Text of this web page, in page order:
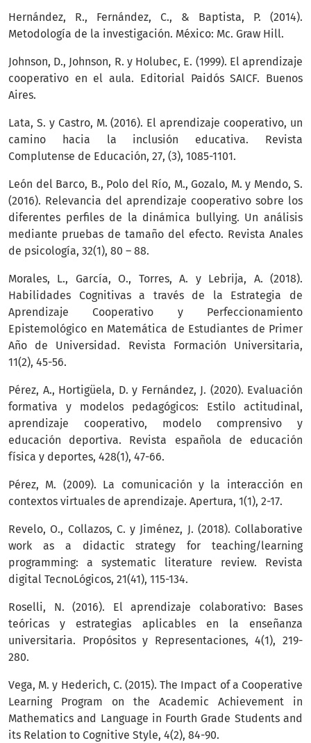
Hernández, R., Fernández, C., & Baptista, P. (2014).
Metodología de la investigación. México: Mc. Graw Hill.
Johnson, D., Johnson, R. y Holubec, E. (1999). El aprendizaje
cooperativo en el aula. Editorial Paidós SAICF. Buenos
Aires.
Lata, S. y Castro, M. (2016). El aprendizaje cooperativo, un
camino hacia la inclusión educativa. Revista
Complutense de Educación, 27, (3), 1085-1101.
León del Barco, B., Polo del Río, M., Gozalo, M. y Mendo, S.
(2016). Relevancia del aprendizaje cooperativo sobre los
diferentes perfiles de la dinámica bullying. Un análisis
mediante pruebas de tamaño del efecto. Revista Anales
de psicología, 32(1), 80 – 88.
Morales, L., García, O., Torres, A. y Lebrija, A. (2018).
Habilidades Cognitivas a través de la Estrategia de
Aprendizaje Cooperativo y Perfeccionamiento
Epistemológico en Matemática de Estudiantes de Primer
Año de Universidad. Revista Formación Universitaria,
11(2), 45-56.
Pérez, A., Hortigüela, D. y Fernández, J. (2020). Evaluación
formativa y modelos pedagógicos: Estilo actitudinal,
aprendizaje cooperativo, modelo comprensivo y
educación deportiva. Revista española de educación
física y deportes, 428(1), 47-66.
Pérez, M. (2009). La comunicación y la interacción en
contextos virtuales de aprendizaje. Apertura, 1(1), 2-17.
Revelo, O., Collazos, C. y Jiménez, J. (2018). Collaborative
work as a didactic strategy for teaching/learning
programming: a systematic literature review. Revista
digital TecnoLógicos, 21(41), 115-134.
Roselli, N. (2016). El aprendizaje colaborativo: Bases
teóricas y estrategias aplicables en la enseñanza
universitaria. Propósitos y Representaciones, 4(1), 219-
280.
Vega, M. y Hederich, C. (2015). The Impact of a Cooperative
Learning Program on the Academic Achievement in
Mathematics and Language in Fourth Grade Students and
its Relation to Cognitive Style, 4(2), 84-90.